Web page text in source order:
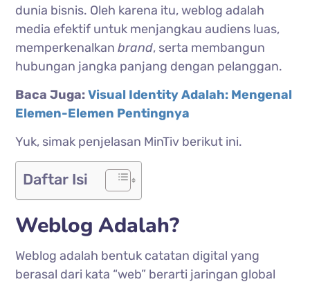
dunia bisnis. Oleh karena itu, weblog adalah
media efektif untuk menjangkau audiens luas,
memperkenalkanbrand, serta membangun
hubungan jangka panjang dengan pelanggan.
Baca Juga: Visual Identity Adalah: Mengenal
Elemen-Elemen Pentingnya
Yuk, simak penjelasan MinTiv berikut ini.
Daftar Isi
Weblog Adalah?
Weblog adalah bentuk catatan digital yang
berasal dari kata “web” berarti jaringan global